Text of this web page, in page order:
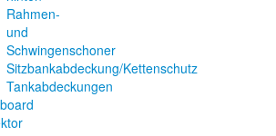
Rahmen-
und
Schwingenschoner
Sitzbankabdeckung/Kettenschutz
Tankabdeckungen